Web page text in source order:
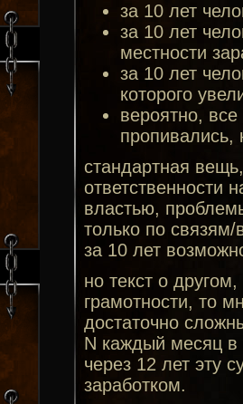
за 10 лет
за 10 лет
местности
за 10 лет
которого
вероятно,
пропивались,
стандартная
ответственности
властью,
только по связям/
за 10 лет
но текст о
грамотности, то
достаточно
N каждый месяц в
через 12 лет эту
заработком.